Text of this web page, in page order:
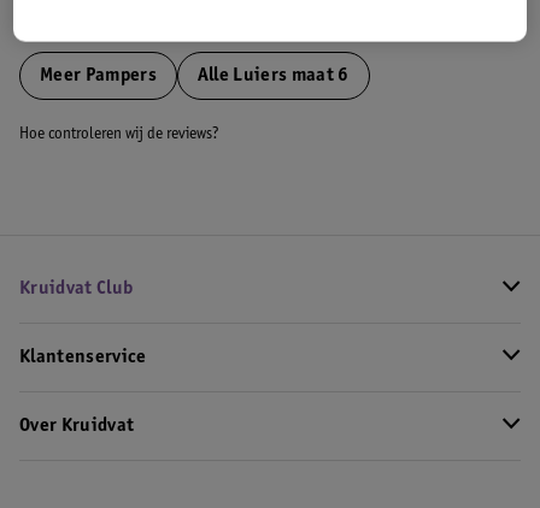
Meer Pampers Alle Luiers maat 6
Hoe controleren wij de reviews?
Kruidvat Club
Klantenservice
Over Kruidvat